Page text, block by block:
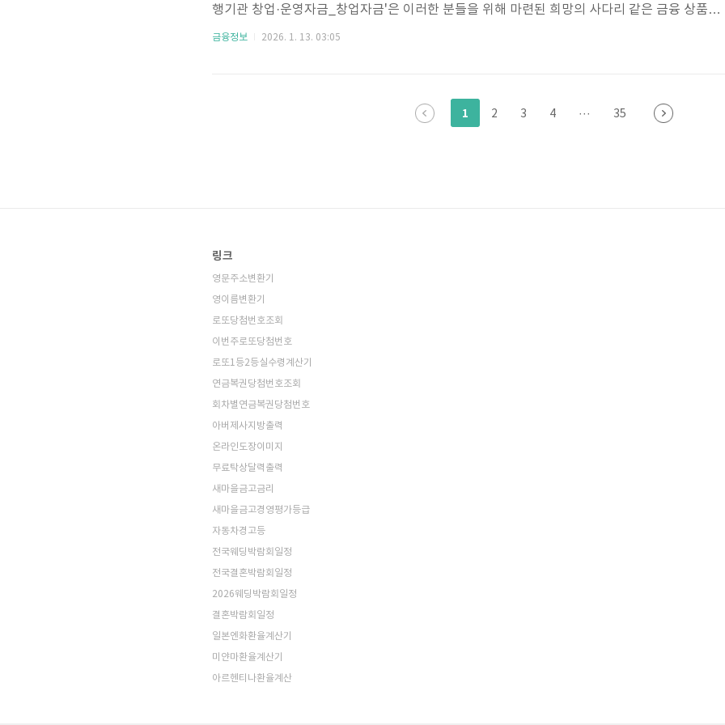
행기관 창업·운영자금_창업자금'은 이러한 분들을 위해 마련된 희망의 사다리 같은 금융 상품입
니다. 안정적인 고정금리로 최대 7천만 원까지 지원받을 수 있어, 창업의 꿈을 현실로 만들고 사
금융취약계층취급기관 한국법무보호복지공단, 나눔과기쁨, 더불어사는사람들용도 창업, 운영·
설대출기간 5년상품요건대출한도(최대, 만원) 7000금리(금리구분..
금융정보 2026. 1. 13. 03:05
1 2 3 4 ··· 35
링크
영문주소변환기
영이름변환기
로또당첨번호조회
이번주로또당첨번호
로또1등2등실수령계산기
연금복권당첨번호조회
회차별연금복권당첨번호
아버제사지방출력
온라인도장이미지
무료탁상달력출력
새마을금고금리
새마을금고경영평가등급
자동차경고등
전국웨딩박람회일정
전국결혼박람회일정
2026웨딩박람회일정
결혼박람회일정
일본엔화환율계산기
미얀마환율계산기
아르헨티나환율계산